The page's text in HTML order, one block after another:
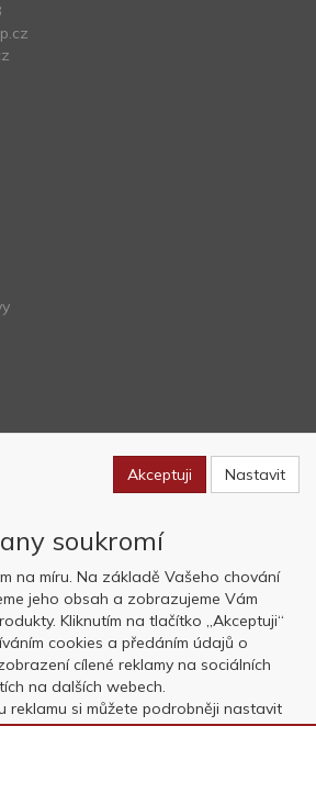
Base, s.r.o. 2022, powered byABRA E-
shop
Akceptuji Nastavit
soukromí
na míru. Na základě Vašeho chování
jeho obsah a zobrazujeme Vám
Kliknutím na tlačítko „Akceptuji“
cookies a předáním údajů o
cílené reklamy na sociálních
na dalších webech.
reklamu si můžete podrobněji nastavit
kliknutí na tlačítko „Nastavit“.